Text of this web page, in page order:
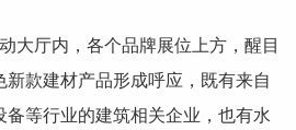
厅内，各个品牌展位上方，醒目
款建材产品形成呼应，既有来自
等行业的建筑相关企业，也有水